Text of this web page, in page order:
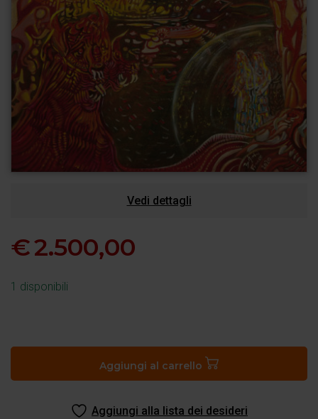
Vedi dettagli
€2.500,00
1 disponibili
Dante
Aggiungi al carrello
Aggiungi alla lista dei desideri